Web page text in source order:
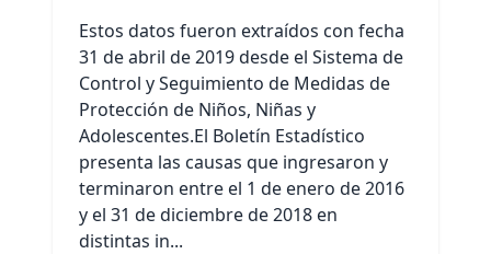
Estos datos fueron extraídos con fecha
31 de abril de 2019 desde el Sistema de
Control y Seguimiento de Medidas de
Protección de Niños, Niñas y
Adolescentes.El Boletín Estadístico
presenta las causas que ingresaron y
terminaron entre el 1 de enero de 2016
y el 31 de diciembre de 2018 en
distintas in...